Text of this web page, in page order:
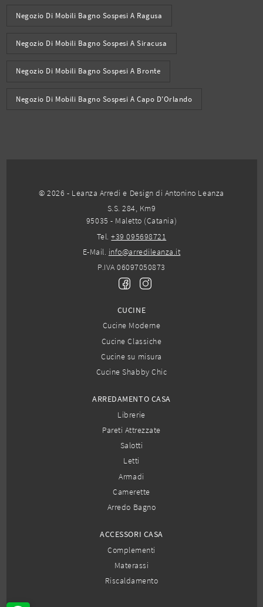
Negozio Di Mobili Bagno Sospesi A Ragusa
Negozio Di Mobili Bagno Sospesi A Siracusa
Negozio Di Mobili Bagno Sospesi A Bronte
Negozio Di Mobili Bagno Sospesi A Capo D'Orlando
© 2026 - Leanza Arredi e Design di Antonino Leanza
S.S. 284, Km9
95035 - Maletto (Catania)
Tel.+39 095698721
E-Mail. info@arredileanza.it
P.IVA 06097050873
CUCINE
Cucine Moderne
Cucine Classiche
Cucine su misura
Cucine Shabby Chic
ARREDAMENTO CASA
Librerie
Pareti Attrezzate
Salotti
Letti
Armadi
Camerette
Arredo Bagno
ACCESSORI CASA
Complementi
Materassi
Riscaldamento